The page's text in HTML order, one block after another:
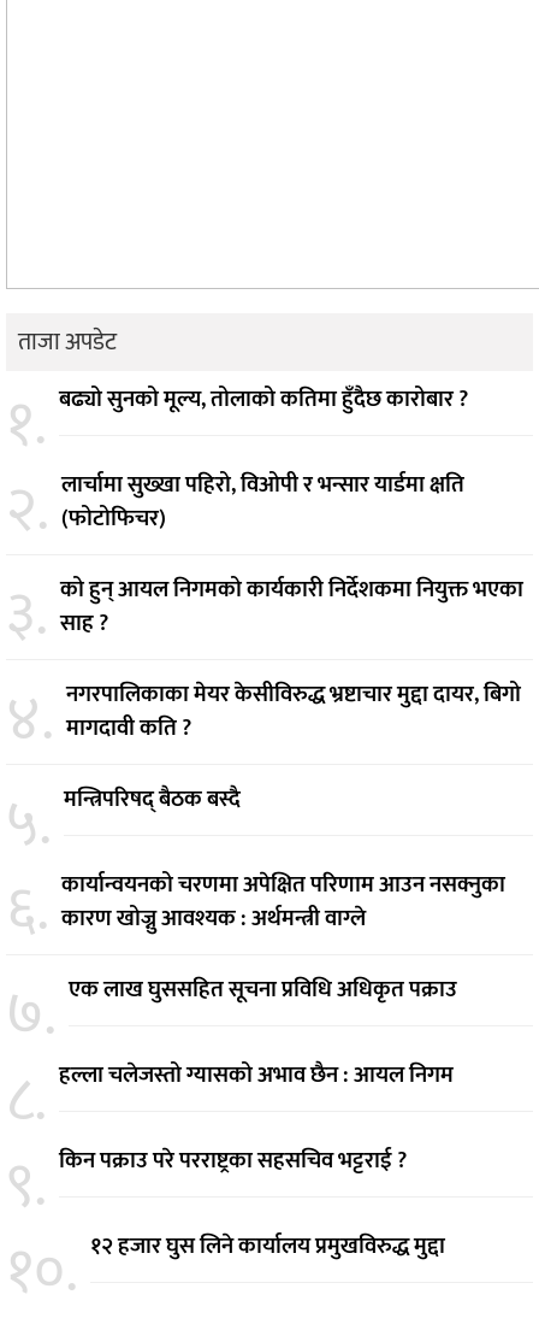
ताजा अपडेट
१. बढ्यो सुनको मूल्य, तोलाको कतिमा हुँदैछ कारोबार ?
२. लार्चामा सुख्खा पहिरो, विओपी र भन्सार यार्डमा क्षति
(फोटोफिचर)
३. को हुन् आयल निगमको कार्यकारी निर्देशकमा नियुक्त भएका
साह ?
४. नगरपालिकाका मेयर केसीविरुद्ध भ्रष्टाचार मुद्दा दायर, बिगो
मागदावी कति ?
५. मन्त्रिपरिषद् बैठक बस्दै
६. कार्यान्वयनको चरणमा अपेक्षित परिणाम आउन नसक्नुका
कारण खोज्नु आवश्यक : अर्थमन्त्री वाग्ले
७. एक लाख घुससहित सूचना प्रविधि अधिकृत पक्राउ
८. हल्ला चलेजस्तो ग्यासको अभाव छैन : आयल निगम
९. किन पक्राउ परे परराष्ट्रका सहसचिव भट्टराई ?
१०. १२ हजार घुस लिने कार्यालय प्रमुखविरुद्ध मुद्दा